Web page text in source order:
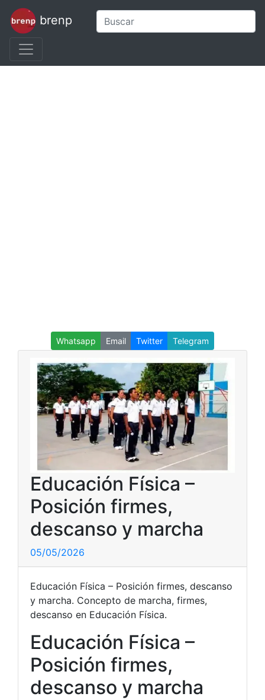
brenp
Whatsapp Email Twitter Telegram
Educación Física –
Posición firmes,
descanso y marcha
05/05/2026
Educación Física – Posición firmes, descanso
y marcha. Concepto de marcha, firmes,
descanso en Educación Física.
Educación Física –
Posición firmes,
descanso y marcha